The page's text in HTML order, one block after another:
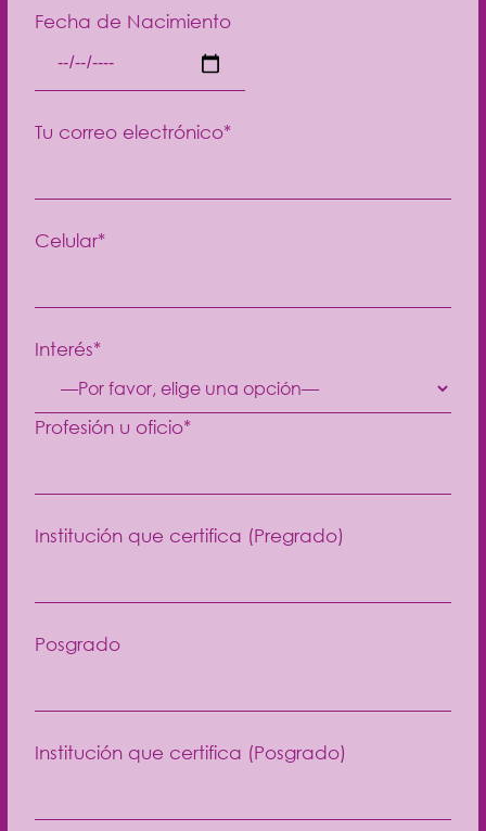
Fecha de Nacimiento
Tu correo electrónico*
Celular*
Interés*
Profesión u oficio*
Institución que certifica (Pregrado)
Posgrado
Institución que certifica (Posgrado)